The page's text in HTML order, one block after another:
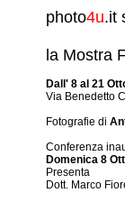
photo4u.it
la Mostra
Dall' 8 al 21
Via Benedetto
Fotografie di
Conferenza
Domenica 8
Presenta
Dott. Marco